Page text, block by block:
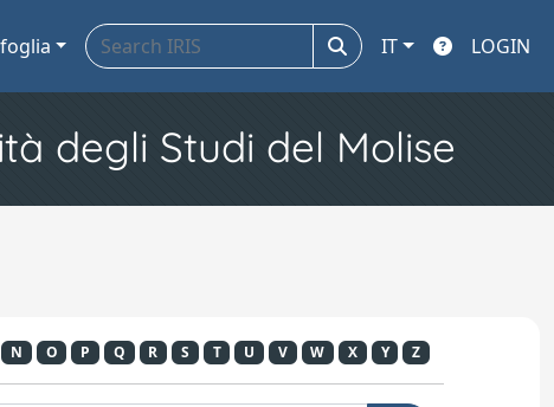
IT LOGIN
degli Studi del Molise
N O P Q R S T U V W X Y Z